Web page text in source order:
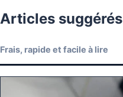
Articles suggérés
Frais, rapide et facile à lire